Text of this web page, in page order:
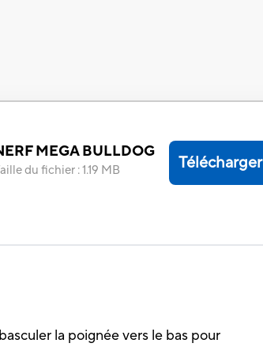
MEGA BULLDOG
du fichier:1.19 MB Télécharger
la poignée vers le bas pour